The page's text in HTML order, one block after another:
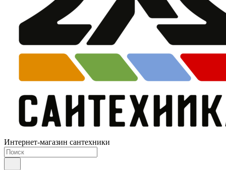
Интернет-магазин сантехники